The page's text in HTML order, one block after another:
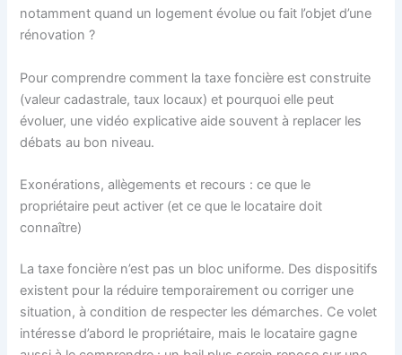
notamment quand un logement évolue ou fait l’objet d’une
rénovation ?
Pour comprendre comment la taxe foncière est construite
(valeur cadastrale, taux locaux) et pourquoi elle peut
évoluer, une vidéo explicative aide souvent à replacer les
débats au bon niveau.
Exonérations, allègements et recours : ce que le
propriétaire peut activer (et ce que le locataire doit
connaître)
La taxe foncière n’est pas un bloc uniforme. Des dispositifs
existent pour la réduire temporairement ou corriger une
situation, à condition de respecter les démarches. Ce volet
intéresse d’abord le propriétaire, mais le locataire gagne